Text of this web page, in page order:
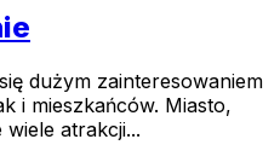
dużym zainteresowaniem
i mieszkańców. Miasto,
atrakcji...